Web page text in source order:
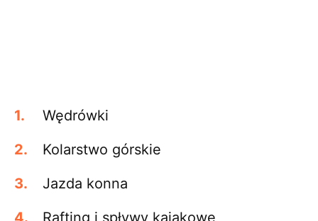
Wędrówki
Kolarstwo górskie
Jazda konna
Rafting i spływy kajakowe